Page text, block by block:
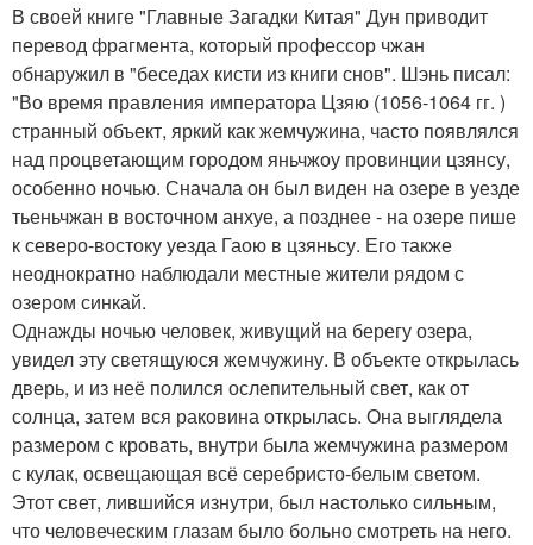
В своей книге "Главные Загадки Китая" Дун приводит
перевод фрагмента, который профессор чжан
обнаружил в "беседах кисти из книги снов". Шэнь писал:
"Во время правления императора Цзяю (1056-1064 гг. )
странный объект, яркий как жемчужина, часто появлялся
над процветающим городом яньчжоу провинции цзянсу,
особенно ночью. Сначала он был виден на озере в уезде
тьеньчжан в восточном анхуе, а позднее - на озере пише
к северо-востоку уезда Гаою в цзяньсу. Его также
неоднократно наблюдали местные жители рядом с
озером синкай.
Однажды ночью человек, живущий на берегу озера,
увидел эту светящуюся жемчужину. В объекте открылась
дверь, и из неё полился ослепительный свет, как от
солнца, затем вся раковина открылась. Она выглядела
размером с кровать, внутри была жемчужина размером
с кулак, освещающая всё серебристо-белым светом.
Этот свет, лившийся изнутри, был настолько сильным,
что человеческим глазам было больно смотреть на него.